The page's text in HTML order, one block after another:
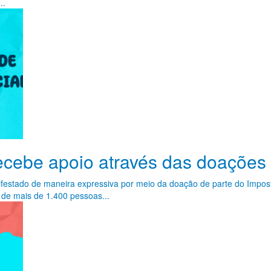
apoio através das
de maneira expressiva por meio da doação de parte do
mais de 1.400 pessoas...